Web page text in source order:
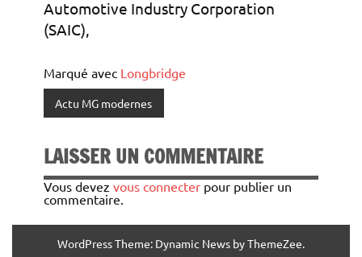
Automotive Industry Corporation
(SAIC),
Marqué avec Longbridge
Actu MG modernes
LAISSER UN COMMENTAIRE
Vous devez vous connecter pour publier un
commentaire.
WordPress Theme: Dynamic News by ThemeZee.